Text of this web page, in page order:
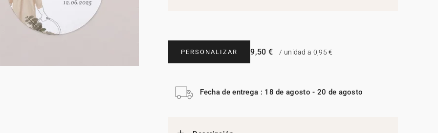
PERSONALIZAR 9,50 € / unidad a 0,95 €
Fecha de entrega : 18 de agosto - 20 de agosto